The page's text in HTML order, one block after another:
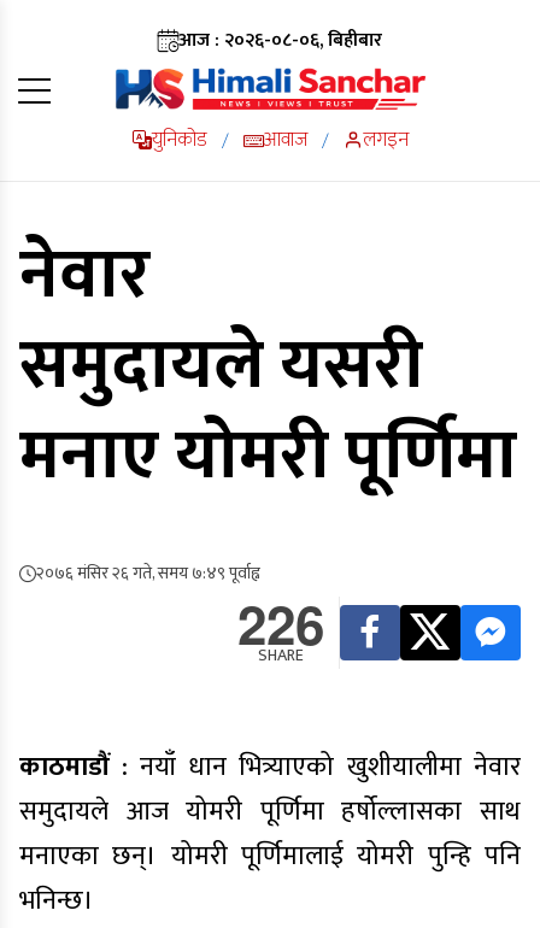
आज : २०२६-०८-०६, बिहीबार
युनिकोड / आवाज / लगइन
नेवार
समुदायले यसरी
मनाए योमरी पूर्णिमा
२०७६ मंसिर २६ गते, समय ७:४९ पूर्वाह्न
226
SHARE
काठमाडौं: नयाँ धान भित्र्याएको खुशीयालीमा नेवार
समुदायले आज योमरी पूर्णिमा हर्षोल्लासका साथ
मनाएका छन्। योमरी पूर्णिमालाई योमरी पुन्हि पनि
भनिन्छ।